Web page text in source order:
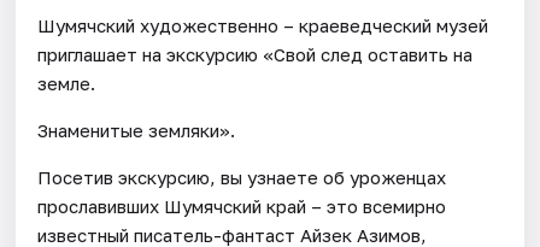
Шумячский художественно – краеведческий музей
приглашает на экскурсию «Свой след оставить на
земле.
Знаменитые земляки».
Посетив экскурсию, вы узнаете об уроженцах
прославивших Шумячский край – это всемирно
известный писатель-фантаст Айзек Азимов,